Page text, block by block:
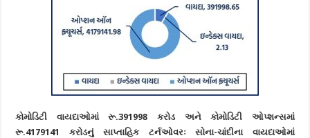
કોમોડિટી વાયદાઓમાં રૂ.391998કરોડ અને કોમોડિટી ઓપ્શન્સમાં
રૂ.4179141 કરોડનું સાપ્તાહિક ટર્નઓવરઃ
સોના-ચાંદીના વાયદાઓમાં